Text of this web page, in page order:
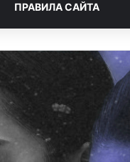
ПРАВИЛА САЙТА